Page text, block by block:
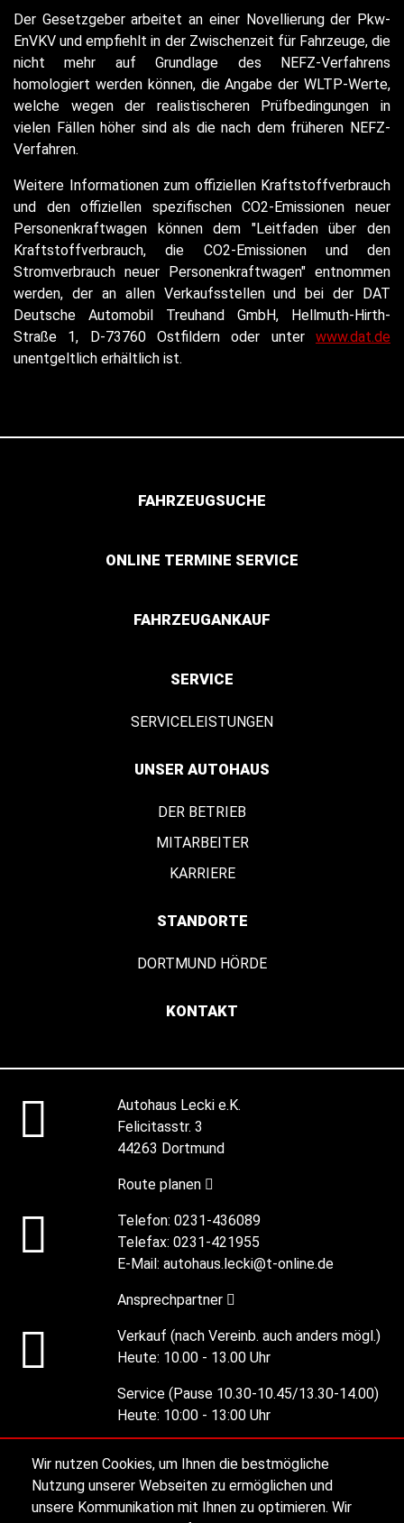
Wir nutzen Cookies, um Ihnen die bestmögliche
Nutzung unserer Webseiten zu ermöglichen und
unsere Kommunikation mit Ihnen zu optimieren. Wir
Der Gesetzgeber arbeitet an einer Novellierung der Pkw-
EnVKV und empfiehlt in der Zwischenzeit für Fahrzeuge, die
nicht mehr auf Grundlage des NEFZ-Verfahrens
homologiert werden können, die Angabe der WLTP-Werte,
welche wegen der realistischeren Prüfbedingungen in
vielen Fällen höher sind als die nach dem früheren NEFZ-
Verfahren.
Weitere Informationen zum offiziellen Kraftstoffverbrauch
und den offiziellen spezifischen CO2-Emissionen neuer
Personenkraftwagen können dem "Leitfaden über den
Kraftstoffverbrauch, die CO2-Emissionen und den
Stromverbrauch neuer Personenkraftwagen" entnommen
werden, der an allen Verkaufsstellen und bei der DAT
Deutsche Automobil Treuhand GmbH, Hellmuth-Hirth-
Straße 1, D-73760 Ostfildern oder unter www.dat.de
unentgeltlich erhältlich ist.
FAHRZEUGSUCHE
ONLINE TERMINE SERVICE
FAHRZEUGANKAUF
SERVICE
SERVICELEISTUNGEN
UNSER AUTOHAUS
DER BETRIEB
MITARBEITER
KARRIERE
STANDORTE
DORTMUND HÖRDE
KONTAKT
Autohaus Lecki e.K.
Felicitasstr. 3
44263 Dortmund
Route planen
Telefon: 0231-436089
Telefax: 0231-421955
E-Mail: autohaus.lecki@t-online.de
Ansprechpartner
Verkauf (nach Vereinb. auch anders mögl.)
Heute: 10.00 - 13.00 Uhr
Service (Pause 10.30-10.45/13.30-14.00)
Heute: 10:00 - 13:00 Uhr
Alle Öffnungszeiten